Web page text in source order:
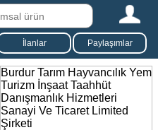
İlanlar Paylaşımlar
Burdur Tarım Hayvancılık Yem
Turizm İnşaat Taahhüt
Danışmanlık Hizmetleri
Sanayi Ve Ticaret Limited
Şirketi